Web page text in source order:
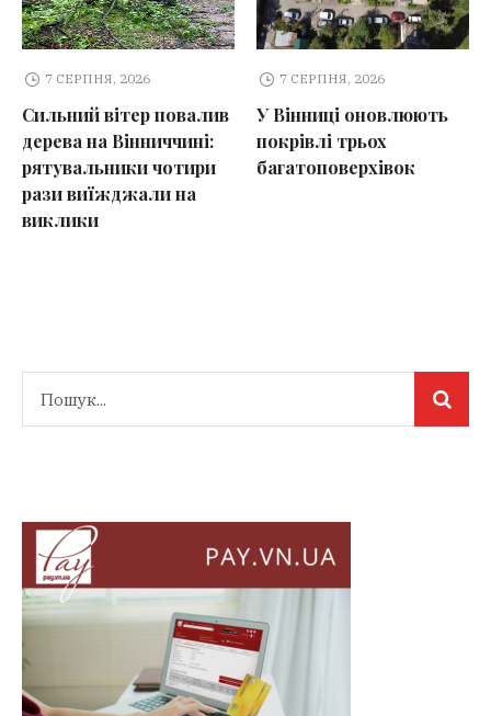
7 СЕРПНЯ, 2026
Сильний вітер повалив
дерева на Вінниччині:
рятувальники чотири
рази виїжджали на
виклики
7 СЕРПНЯ, 2026
У Вінниці оновлюють
покрівлі трьох
багатоповерхівок